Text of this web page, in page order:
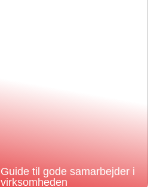
Guide til gode samarbejder i
virksomheden